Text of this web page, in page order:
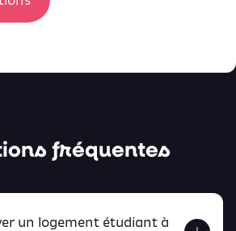
fréquentes
un logement étudiant à